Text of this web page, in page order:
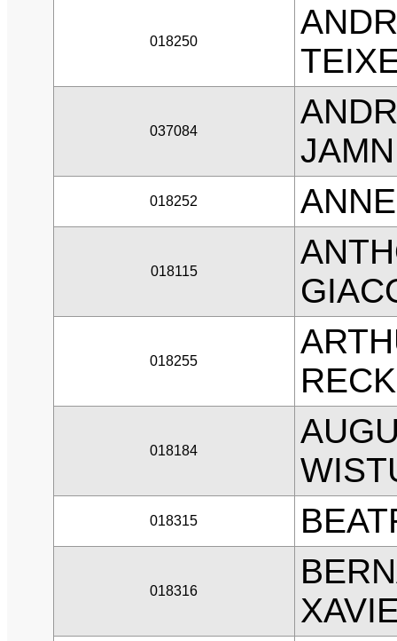
018250
037084
018252
018115
018255
018184
018315
018316